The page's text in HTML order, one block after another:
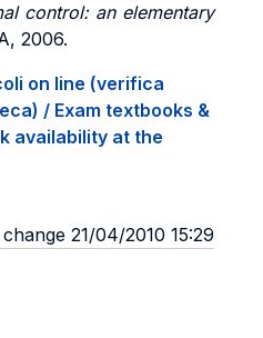
control: an elementary
2006.
on line (verifica
/ Exam textbooks &
availability at the
change 21/04/2010 15:29